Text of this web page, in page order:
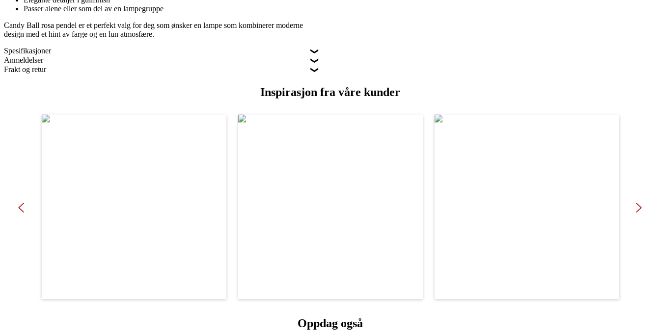
Passer alene eller som del av en lampegruppe
Candy Ball rosa pendel er et perfekt valg for deg som ønsker en lampe som kombinerer moderne
design med et hint av farge og en lun atmosfære.
Spesifikasjoner
Anmeldelser
Frakt og retur
Inspirasjon fra våre kunder
Oppdag også